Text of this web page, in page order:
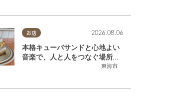
お店
東海市
2026.08.06
本格キューバサンドと心地よい
音楽で、人と人をつなぐ場所。
東海市「JAMMIN'STANDHOU